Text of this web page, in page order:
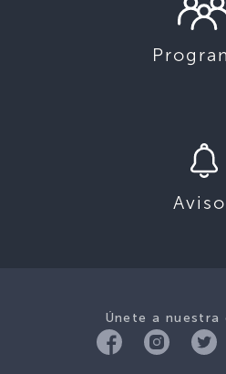
Únete a nuestra